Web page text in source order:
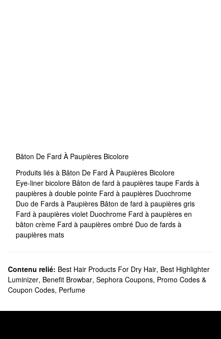
Bâton De Fard À Paupières Bicolore
Produits liés à Bâton De Fard À Paupières Bicolore
Eye-liner bicolore Bâton de fard à paupières taupe Fards à
paupières à double pointe Fard à paupières Duochrome
Duo de Fards à Paupières Bâton de fard à paupières gris
Fard à paupières violet Duochrome Fard à paupières en
bâton crème Fard à paupières ombré Duo de fards à
paupières mats
Contenu relié: Best Hair Products For Dry Hair, Best Highlighter
Luminizer, Benefit Browbar, Sephora Coupons, Promo Codes &
Coupon Codes, Perfume